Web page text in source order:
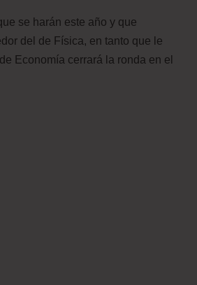
se harán este año y que
del de Física, en tanto que le
Economía cerrará la ronda en el